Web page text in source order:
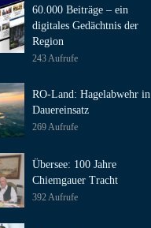
60.000 Beiträge – ein
digitales Gedächtnis der
Region
243 Aufrufe
RO-Land: Hagelabwehr in
Dauereinsatz
269 Aufrufe
Übersee: 100 Jahre
Chiemgauer Tracht
392 Aufrufe